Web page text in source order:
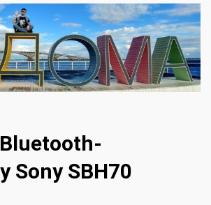
Sony SBH70